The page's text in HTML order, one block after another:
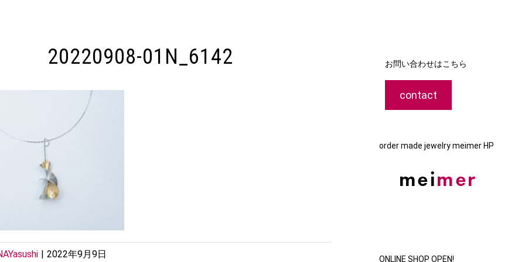
20220908-01N_6142
| 2022年9月9日
お問い合わせはこちら
contact
order made jewelry meimer HP
ONLINE SHOP OPEN!